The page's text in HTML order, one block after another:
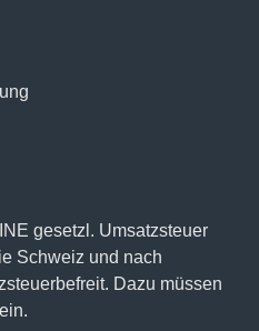
gesetzl. Umsatzsteuer
Schweiz und nach
Dazu müssen